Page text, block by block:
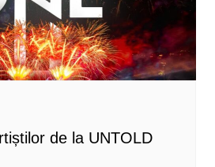
de la UNTOLD